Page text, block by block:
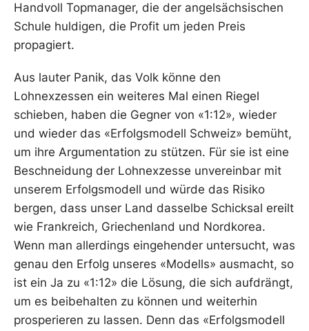
Handvoll Topmanager, die der angelsächsischen
Schule huldigen, die Profit um jeden Preis
propagiert.
Aus lauter Panik, das Volk könne den
Lohnexzessen ein weiteres Mal einen Riegel
schieben, haben die Gegner von «1:12», wieder
und wieder das «Erfolgsmodell Schweiz» bemüht,
um ihre Argumentation zu stützen. Für sie ist eine
Beschneidung der Lohnexzesse unvereinbar mit
unserem Erfolgsmodell und würde das Risiko
bergen, dass unser Land dasselbe Schicksal ereilt
wie Frankreich, Griechenland und Nordkorea.
Wenn man allerdings eingehender untersucht, was
genau den Erfolg unseres «Modells» ausmacht, so
ist ein Ja zu «1:12» die Lösung, die sich aufdrängt,
um es beibehalten zu können und weiterhin
prosperieren zu lassen. Denn das «Erfolgsmodell